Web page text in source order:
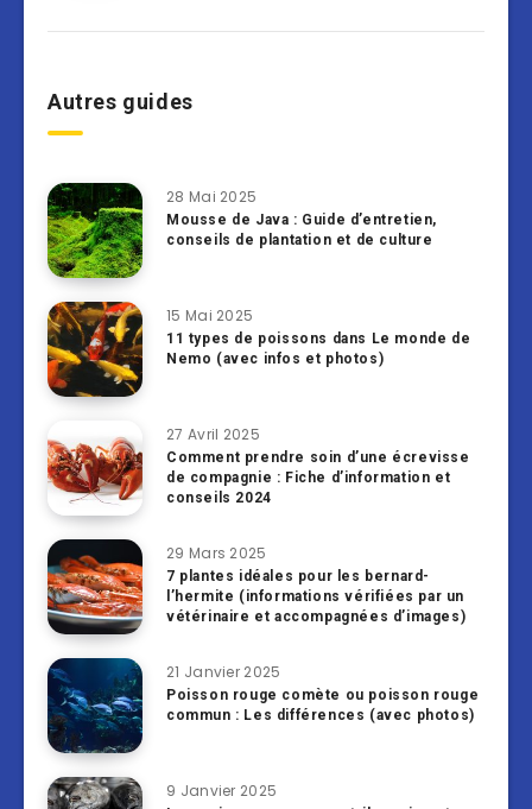
Autres guides
28 Mai 2025
Mousse de Java : Guide d’entretien,
conseils de plantation et de culture
15 Mai 2025
11 types de poissons dans Le monde de
Nemo (avec infos et photos)
27 Avril 2025
Comment prendre soin d’une écrevisse
de compagnie : Fiche d’information et
conseils 2024
29 Mars 2025
7 plantes idéales pour les bernard-
l’hermite (informations vérifiées par un
vétérinaire et accompagnées d’images)
21 Janvier 2025
Poisson rouge comète ou poisson rouge
commun : Les différences (avec photos)
9 Janvier 2025